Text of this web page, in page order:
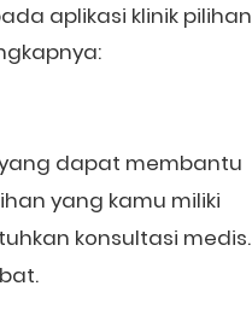
aplikasi klinik pilihan
dapat membantu
yang kamu miliki
konsultasi medis.